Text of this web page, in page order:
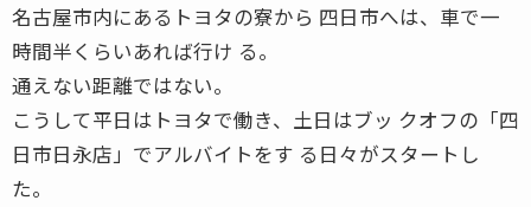
名古屋市内にあるトヨタの寮から 四日市へは、車で一
時間半くらいあれば行け る。
通えない距離ではない。
こうして平日はトヨタで働き、土日はブッ クオフの「四
日市日永店」でアルバイトをす る日々がスタートし
た。